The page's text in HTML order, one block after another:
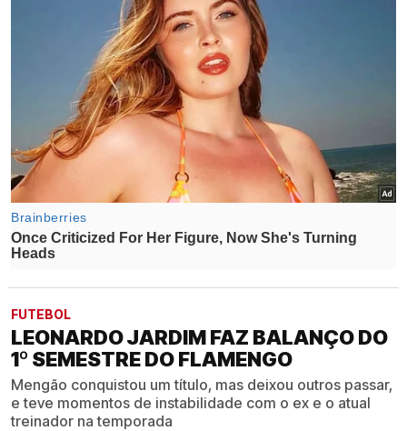
FUTEBOL
LEONARDO JARDIM FAZ BALANÇO DO
1º SEMESTRE DO FLAMENGO
Mengão conquistou um título, mas deixou outros passar,
e teve momentos de instabilidade com o ex e o atual
treinador na temporada